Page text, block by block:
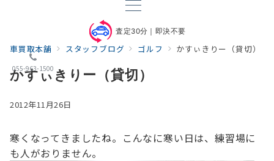
査定30分｜即決不要
055-963-1500
車買取本舗 スタッフブログ ゴルフ かすぃきりー（貸切）
かすぃきりー（貸切）
2012年11月26日
寒くなってきましたね。 こんなに寒い日は、練習場に
も人がおりません。